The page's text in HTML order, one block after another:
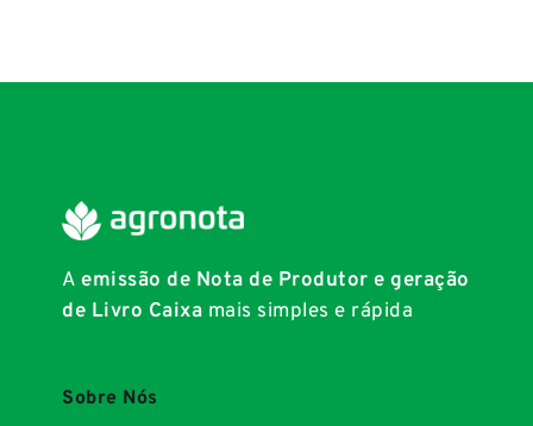
Aemissão de Nota de Produtor e geração
de Livro Caixa mais simples e rápida
Sobre Nós